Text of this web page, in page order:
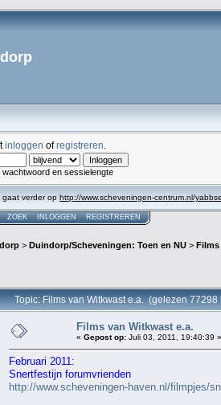
inloggen ofregistreren
en sessielengte
gaat verder op http://www.scheveningen-centrum.nl/
ZOEK INLOGGEN REGISTREREN
> Duindorp/Scheveningen: Toen en NU >
Topic: Films van Witkwast e.a. (gelezen 77298
Films van Witkwast e.a.
« Gepost op: Juli 03, 2011, 19:40:39 »
Februari 2011:
Snertfestijn forumvrienden
http://www.scheveningen-haven.nl/filmpjes/